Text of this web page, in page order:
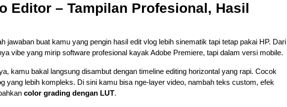
Editor – Tampilan Profesional, Hasil
jawaban buat kamu yang pengin hasil edit vlog lebih sinematik tapi tetap pakai HP. Dari
vibe yang mirip software profesional kayak Adobe Premiere, tapi dalam versi mobile.
kamu bakal langsung disambut dengan timeline editing horizontal yang rapi. Cocok
yang lebih kompleks. Di sini kamu bisa nge-layer video, nambah teks custom, efek
color grading dengan LUT.